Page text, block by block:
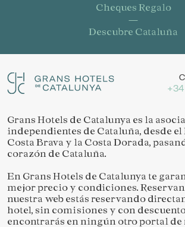
Cheques Regalo
Descubre Cataluña
+34
Grans Hotels de Catalunya es la
independientes de Cataluña, desde
Costa Brava y la Costa Dorada,
corazón de Cataluña.
En Grans Hotels de Catalunya te
mejor precio y condiciones.
nuestra web estás reservando
hotel, sin comisiones y con
encontrarás en ningún otro portal de
Guardar configuración